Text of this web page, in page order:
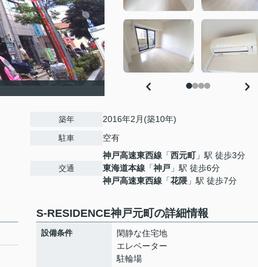
築年 2016年2月(築10年)
駐車 空有
交通
神戸高速東西線 「西元町」駅 徒歩3分
東海道本線 「神戸 」駅 徒歩6分
神戸高速東西線 「花隈 」駅 徒歩7分
S-RESIDENCE神戸元町の詳細情報
設備条件
閑静な住宅地
エレベーター
駐輪場